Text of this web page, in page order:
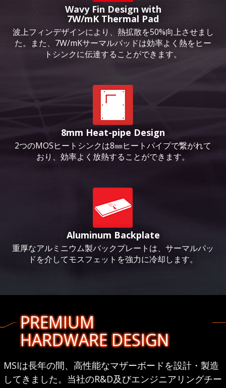
Wavy Fin Design with
7W/mK Thermal Pad
波上フィンデザインにより、熱拡散を50%向上させまし
た。また、7W/mKサーマルパッドは効率よく熱をヒー
トシンクに伝達することができます。
8mm Heat-pipe Design
2つのMOSヒートシンクは8㎜ヒートパイプで繋がれて
おり、効率よく放熱することができます。
Aluminum Backplate
重厚なアルミニウム製バックプレートは、サーマルパッ
ドを介してモスフェットを強力に冷却します。
PREMIUM
HARDWARE DESIGN
MSIは長年の間、高性能なマザーボードを設計・製造
してきました。当社のR&D及びエンジニアリングチー